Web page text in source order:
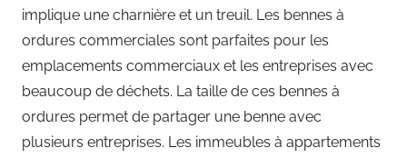
implique une charnière et un treuil. Les bennes à
ordures commerciales sont parfaites pour les
emplacements commerciaux et les entreprises avec
beaucoup de déchets. La taille de ces bennes à
ordures permet de partager une benne avec
plusieurs entreprises. Les immeubles à appartements